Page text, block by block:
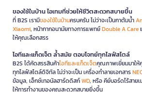
ของใช้ในบ้าน ไอเทมที่ช่วยให้ชีวิตสะดวกสบายขึ้น
ที่ B2S เรามีของใช้ในบ้านครบครัน ไม่ว่าจะเป็นกาต้มน้ำ
Xiaomi, หน้ากากอนามัยทางการแพทย์Double A Care
ให้คุณเลือกสรร
ไอทีและแก็ดเจ็ต ล้ำสมัย ตอบโจทย์ทุกไลฟ์สไตล์
B2S ได้คัดสรรสินค้าไอทีและแก็ดเจ็ตคุณภาพเยี่ยมมาให้
ทุกไลฟ์สไตล์ดิจิทัล ไม่ว่าจะเป็น เครื่องทำลายเอกสาร
ข้อมูล, เอ็กซ์เทอนัลฮาร์ดดิสก์WD, หรือ คีย์บอร์ดไร้สาย
ให้การทำงานของคุณสะดวกสบายยิ่งขึ้น